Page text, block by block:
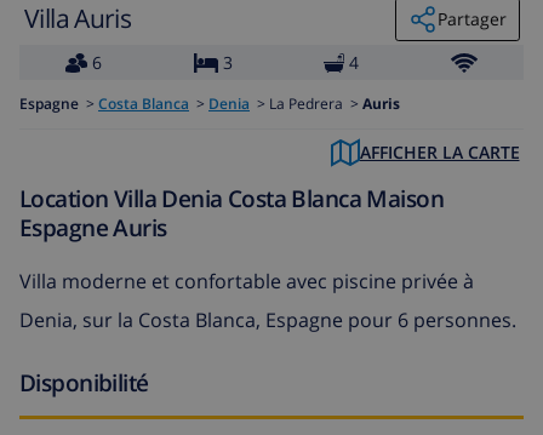
Villa Auris
Partager
6
3 4
Espagne > Costa Blanca > Denia > La Pedrera > Auris
AFFICHER LA CARTE
Location Villa Denia Costa Blanca Maison
Espagne Auris
Villa moderne et confortable avec piscine privée à
Denia, sur la Costa Blanca, Espagne pour 6 personnes.
Disponibilité